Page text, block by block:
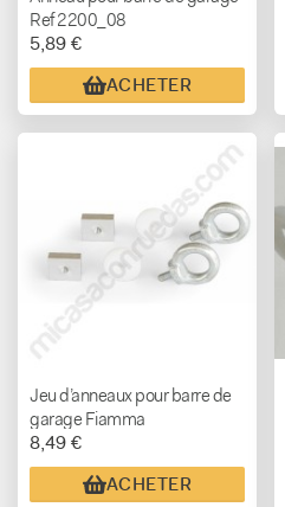
Ref 2200_08
5,89 €
ACHETER
Jeu d’anneaux pour barre de
garage Fiamma
8,49 €
ACHETER